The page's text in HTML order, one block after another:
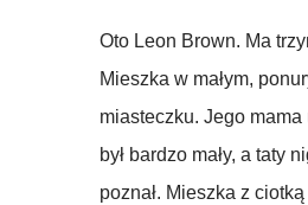
Oto Leon Brown. Ma
Mieszka w małym,
miasteczku. Jego mama
był bardzo mały, a taty
poznał. Mieszka z